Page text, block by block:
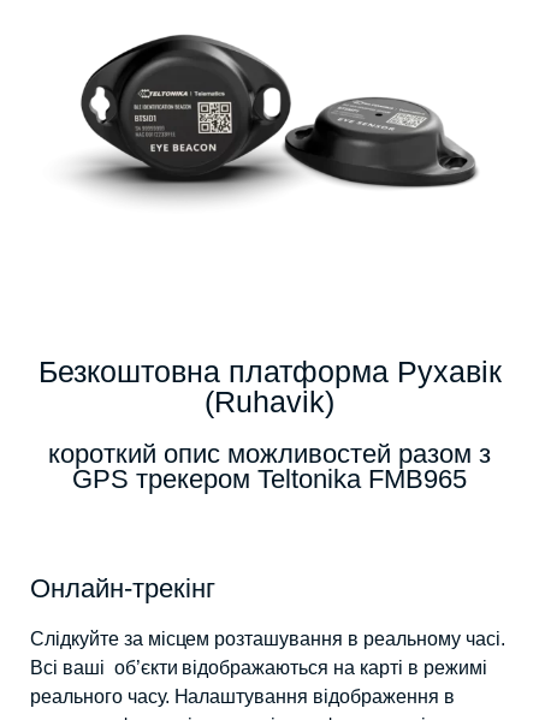
Безкоштовна платформа Рухавік
(Ruhavik)
короткий опис можливостей разом з
GPS трекером Teltonika FMB965
Онлайн-трекінг
Слідкуйте за місцем розташування в реальному часі.
Всі ваші об’єкти відображаються на карті в режимі
реального часу. Налаштування відображення в